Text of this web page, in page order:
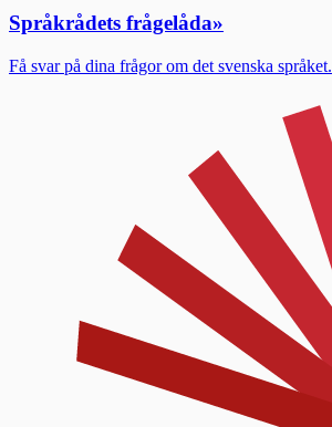
Språkrådets frågelåda»
Få svar på dina frågor om det svenska språket.